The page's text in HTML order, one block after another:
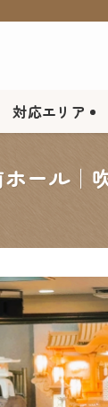
対応エリア
ール｜